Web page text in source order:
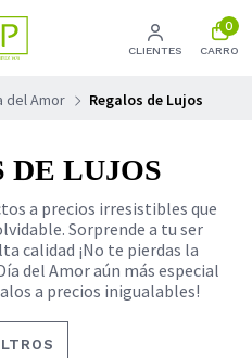
CLIENTES
0
CARRO
del Amor Regalos de Lujos
DE LUJOS
a precios irresistibles que
Sorprende a tu ser
calidad ¡No te pierdas la
del Amor aún más especial
a precios inigualables!